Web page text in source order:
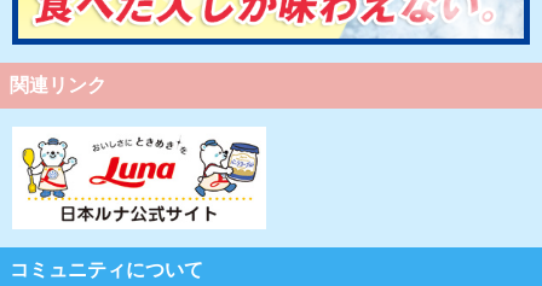
関連リンク
コミュニティについて